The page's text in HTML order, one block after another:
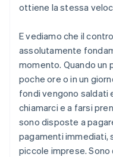
ottiene la stessa
E vediamo che il
assolutamente
momento. Quando un
poche ore o in un
fondi vengono saldati
chiamarci e a farsi
sono disposte a
pagamenti
piccole imprese.